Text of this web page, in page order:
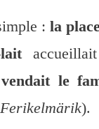
: la
le
Ferikelmärik).